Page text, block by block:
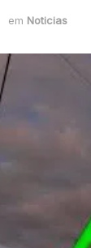
em Noticias